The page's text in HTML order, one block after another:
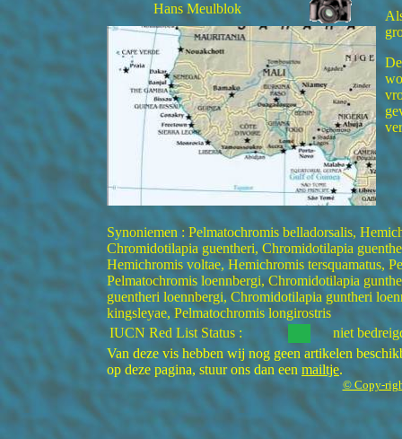
Hans Meulblok
Synoniemen : Pelmatochromis belladorsalis,
Chromidotilapia guentheri, Chromidotilapia
Hemichromis voltae, Hemichromis tersquamatus,
Pelmatochromis loennbergi, Chromidotilapia
guentheri loennbergi, Chromidotilapia guntheri
kingsleyae, Pelmatochromis longirostris
IUCN Red List Status :
niet
Van deze vis hebben wij nog geen artikelen
op deze pagina, stuur ons dan een mailtje.
© Copy-